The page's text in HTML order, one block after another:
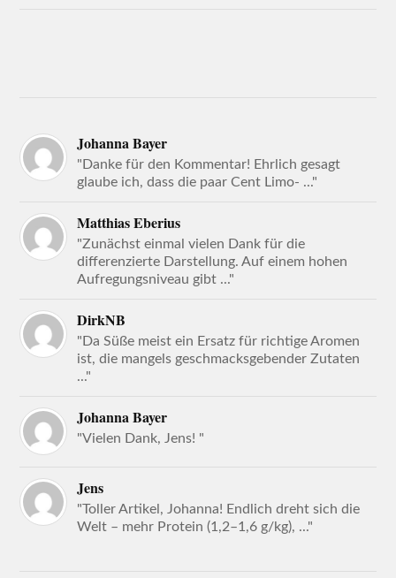
Johanna Bayer
"Danke für den Kommentar! Ehrlich gesagt
glaube ich, dass die paar Cent Limo- ..."
Matthias Eberius
"Zunächst einmal vielen Dank für die
differenzierte Darstellung. Auf einem hohen
Aufregungsniveau gibt ..."
DirkNB
"Da Süße meist ein Ersatz für richtige Aromen
ist, die mangels geschmacksgebender Zutaten
..."
Johanna Bayer
"Vielen Dank, Jens! "
Jens
"Toller Artikel, Johanna! Endlich dreht sich die
Welt – mehr Protein (1,2–1,6 g/kg), ..."